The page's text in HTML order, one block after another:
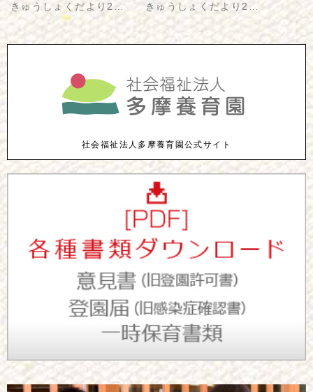
きゅうしょくだより2…
きゅうしょくだより2…
社会福祉法人多摩養育園公式サイト